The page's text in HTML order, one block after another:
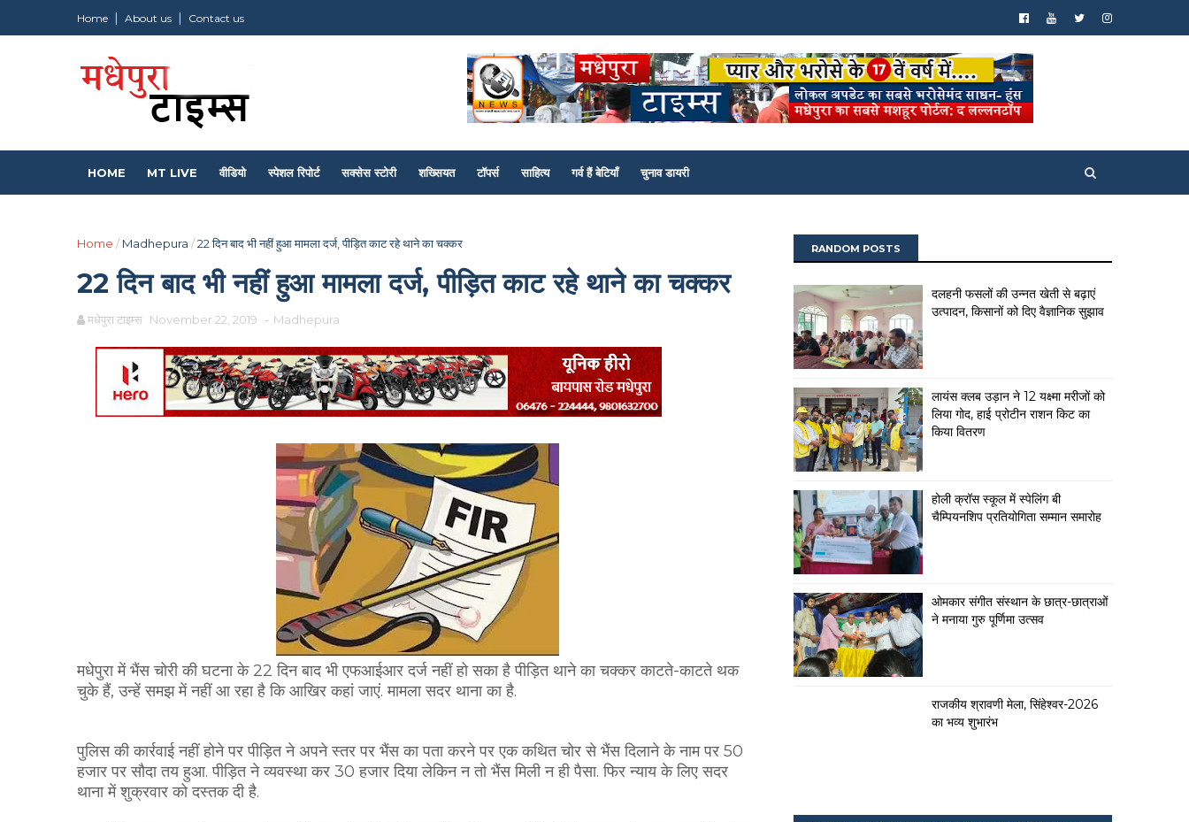
Home About us Contact us
HOME MT LIVE वीडियो स्पेशल रिपोर्ट सक्सेस स्टोरी शख्सियत टॉपर्स साहित्य गर्व हैं बेटियाँ चुनाव डायरी
Home / Madhepura /22 दिन बाद भी नहीं हुआ मामला दर्ज, पीड़ित काट रहे थाने का चक्कर
22 दिन बाद भी नहीं हुआ मामला दर्ज, पीड़ित काट रहे थाने का चक्कर
मधेपुरा टाइम्स November 22, 2019 - Madhepura
मधेपुरा में भैंस चोरी की घटना के 22 दिन बाद भी एफआईआर दर्ज नहीं हो सका है पीड़ित थाने का चक्कर काटते-काटते थक
चुके हैं, उन्हें समझ में नहीं आ रहा है कि आखिर कहां जाएं. मामला सदर थाना का है.
पुलिस की कार्रवाई नहीं होने पर पीड़ित ने अपने स्तर पर भैंस का पता करने पर एक कथित चोर से भैंस दिलाने के नाम पर 50
हजार पर सौदा तय हुआ. पीड़ित ने व्यवस्था कर 30 हजार दिया लेकिन न तो भैंस मिली न ही पैसा. फिर न्याय के लिए सदर
थाना में शुक्रवार को दस्तक दी है.
RANDOM POSTS
दलहनी फसलों की उन्नत खेती से बढ़ाएं
उत्पादन, किसानों को दिए वैज्ञानिक सुझाव
लायंस क्लब उड़ान ने 12 यक्ष्मा मरीजों को
लिया गोद, हाई प्रोटीन राशन किट का
किया वितरण
होली क्रॉस स्कूल में स्पेलिंग बी
चैम्पियनशिप प्रतियोगिता सम्मान समारोह
ओमकार संगीत संस्थान के छात्र-छात्राओं
ने मनाया गुरु पूर्णिमा उत्सव
राजकीय श्रावणी मेला, सिंहेश्वर-2026
का भव्य शुभारंभ